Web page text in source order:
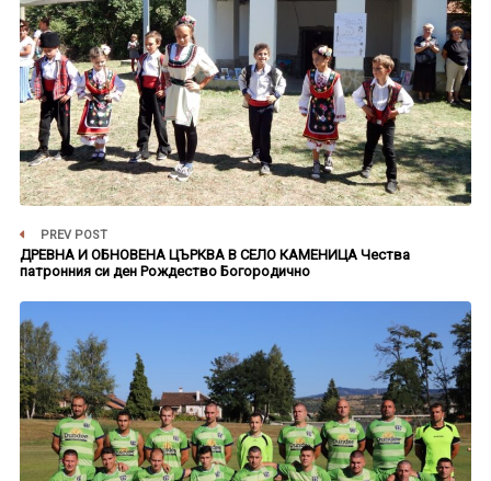
PREV POST
ДРЕВНА И ОБНОВЕНА ЦЪРКВА В СЕЛО КАМЕНИЦА Чества
патронния си ден Рождество Богородично